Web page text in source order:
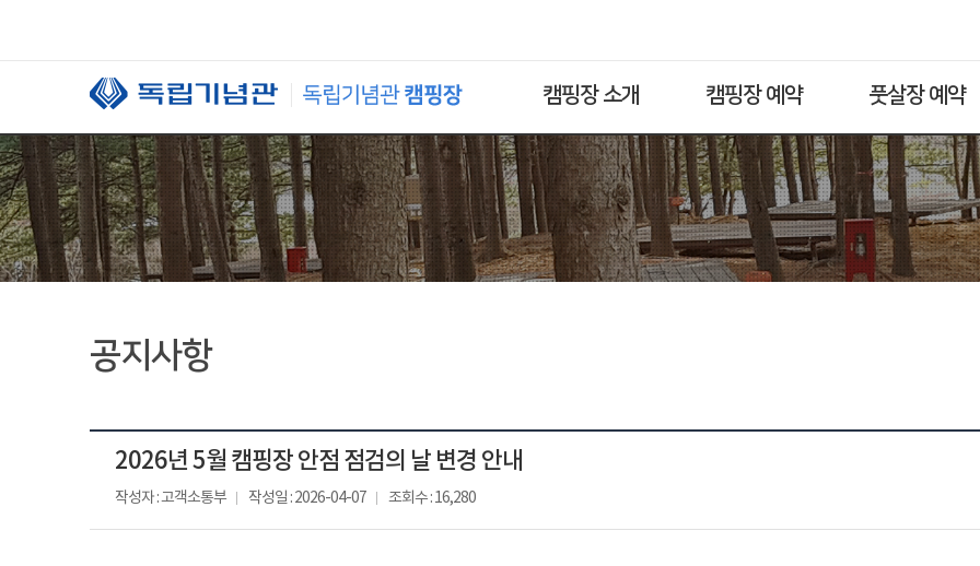
캠핑장 소개 캠핑장 예약 풋살장 예약
공지사항
2026년 5월 캠핑장 안점 점검의 날 변경 안내
작성자 : 고객소통부 작성일 : 2026-04-07 조회수 : 16,280